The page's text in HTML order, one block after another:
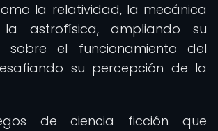
la relatividad, la mecánica
astrofísica, ampliando su
sobre el funcionamiento del
su percepción de la
de ciencia ficción que